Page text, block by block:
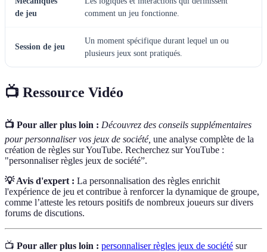
de jeu
comment un jeu fonctionne.
Session de jeu
Un moment spécifique durant lequel un ou
plusieurs jeux sont pratiqués.
📺 Ressource Vidéo
📺 Pour aller plus loin : Découvrez des conseils supplémentaires
pour personnaliser vos jeux de société, une analyse complète de la
création de règles sur YouTube. Recherchez sur YouTube :
"personnaliser règles jeux de société”.
💡 Avis d'expert : La personnalisation des règles enrichit
l'expérience de jeu et contribue à renforcer la dynamique de groupe,
comme l’atteste les retours positifs de nombreux joueurs sur divers
forums de discutions.
📺 Pour aller plus loin : personnaliser règles jeux de société sur